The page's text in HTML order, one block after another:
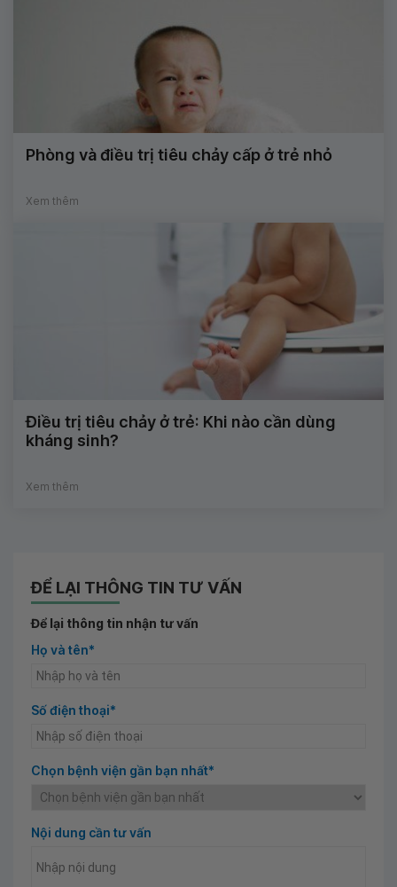
Phòng và điều trị tiêu chảy cấp ở trẻ nhỏ
Xem thêm
Điều trị tiêu chảy ở trẻ: Khi nào cần dùng
kháng sinh?
Xem thêm
ĐỂ LẠI THÔNG TIN TƯ VẤN
Để lại thông tin nhận tư vấn
Họ và tên*
Số điện thoại*
Chọn bệnh viện gần bạn nhất*
Nội dung cần tư vấn